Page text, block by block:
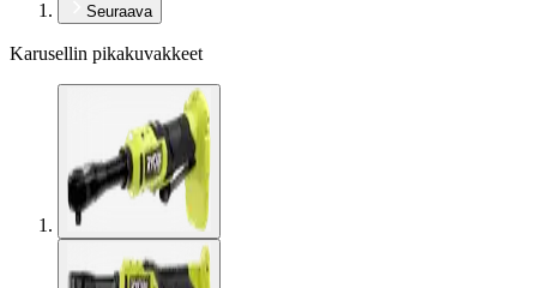
Seuraava
Karusellin pikakuvakkeet